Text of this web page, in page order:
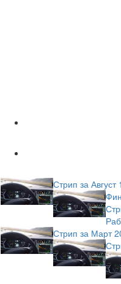
Стрип за Август
Стрип за Март